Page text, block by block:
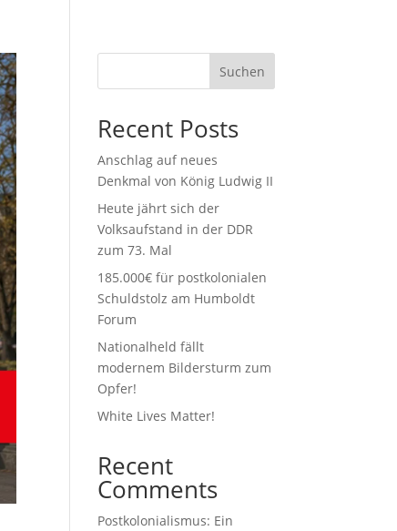
Suchen
Recent Posts
Anschlag auf neues
Denkmal von König Ludwig II
Heute jährt sich der
Volksaufstand in der DDR
zum 73. Mal
185.000€ für postkolonialen
Schuldstolz am Humboldt
Forum
Nationalheld fällt
modernem Bildersturm zum
Opfer!
White Lives Matter!
Recent
Comments
Postkolonialismus: Ein